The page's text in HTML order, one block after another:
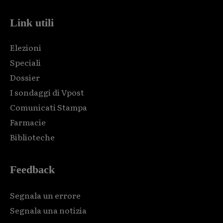
Link utili
Elezioni
Speciali
Dossier
I sondaggi di Vpost
Comunicati Stampa
Farmacie
Biblioteche
Feedback
Segnala un errore
Segnala una notizia